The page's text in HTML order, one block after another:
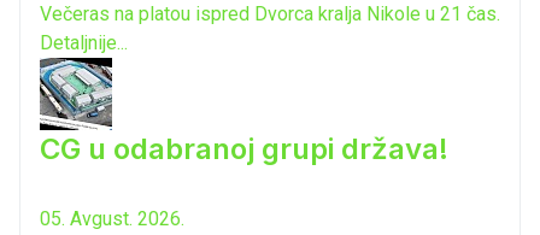
Večeras na platou ispred Dvorca kralja Nikole u 21 čas.
Detaljnije...
CG u odabranoj grupi država!
05. Avgust. 2026.